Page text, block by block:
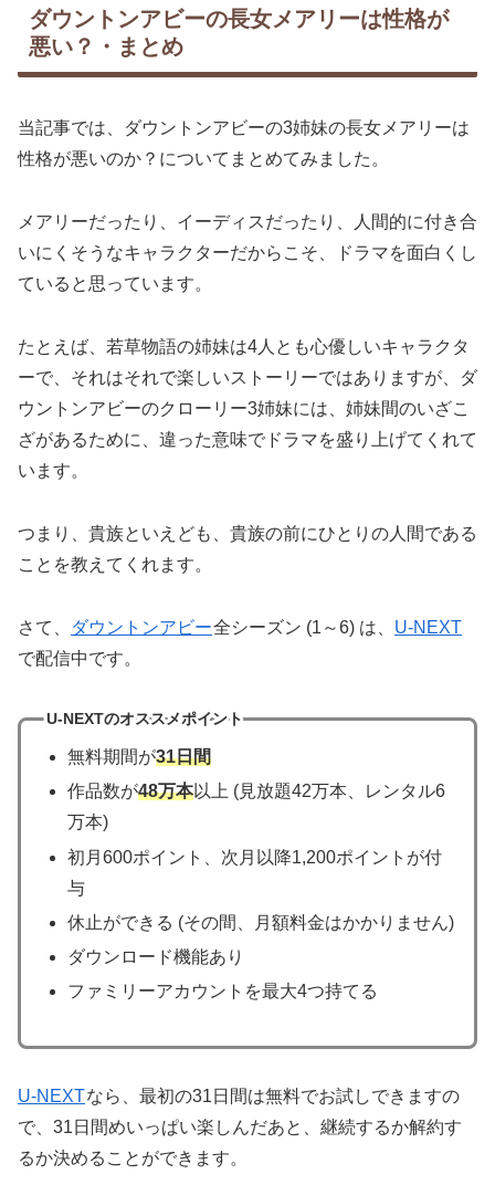
ダウントンアビーの長女メアリーは性格が
悪い？・まとめ
当記事では、ダウントンアビーの3姉妹の長女メアリーは
性格が悪いのか？についてまとめてみました。
メアリーだったり、イーディスだったり、人間的に付き合
いにくそうなキャラクターだからこそ、ドラマを面白くし
ていると思っています。
たとえば、若草物語の姉妹は4人とも心優しいキャラクタ
ーで、それはそれで楽しいストーリーではありますが、ダ
ウントンアビーのクローリー3姉妹には、姉妹間のいざこ
ざがあるために、違った意味でドラマを盛り上げてくれて
います。
つまり、貴族といえども、貴族の前にひとりの人間である
ことを教えてくれます。
さて、 ダウントンアビー全シーズン (1～6) は、 U-NEXT
で配信中です。
U-NEXTのオススメポイント
無料期間が31日間
作品数が48万本以上 (見放題42万本、レンタル6
万本)
初月600ポイント、次月以降1,200ポイントが付
与
休止ができる (その間、月額料金はかかりません)
ダウンロード機能あり
ファミリーアカウントを最大4つ持てる
U-NEXTなら、最初の31日間は無料でお試しできますの
で、31日間めいっぱい楽しんだあと、継続するか解約す
るか決めることができます。